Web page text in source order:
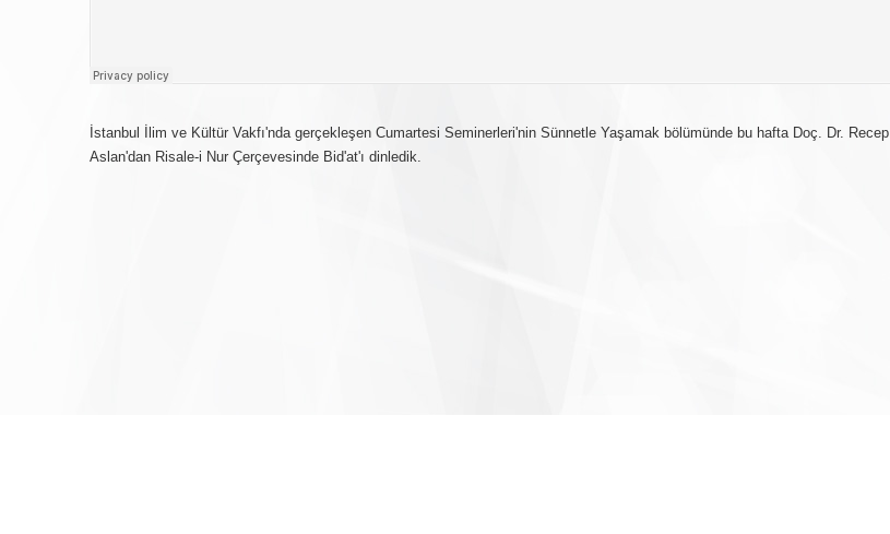
İstanbul İlim ve Kültür Vakfı'nda gerçekleşen Cumartesi Seminerleri'nin Sünnetle Yaşamak bölümünde bu hafta Doç. Dr. Recep
Aslan'dan Risale-i Nur Çerçevesinde Bid'at'ı dinledik.